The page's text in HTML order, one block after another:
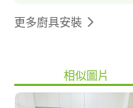
更多廚具安裝
相似圖片